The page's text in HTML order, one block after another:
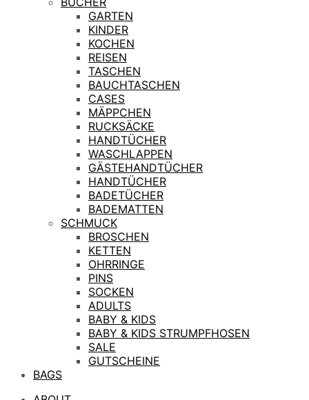
GARTEN
KINDER
KOCHEN
REISEN
TASCHEN
BAUCHTASCHEN
CASES
MÄPPCHEN
RUCKSÄCKE
HANDTÜCHER
WASCHLAPPEN
GÄSTEHANDTÜCHER
HANDTÜCHER
BADETÜCHER
BADEMATTEN
SCHMUCK
BROSCHEN
KETTEN
OHRRINGE
PINS
SOCKEN
ADULTS
BABY & KIDS
BABY & KIDS STRUMPFHOSEN
SALE
GUTSCHEINE
BAGS